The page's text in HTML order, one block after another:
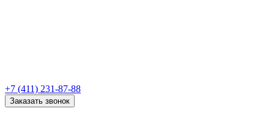
+7 (411) 231-87-88
Заказать звонок